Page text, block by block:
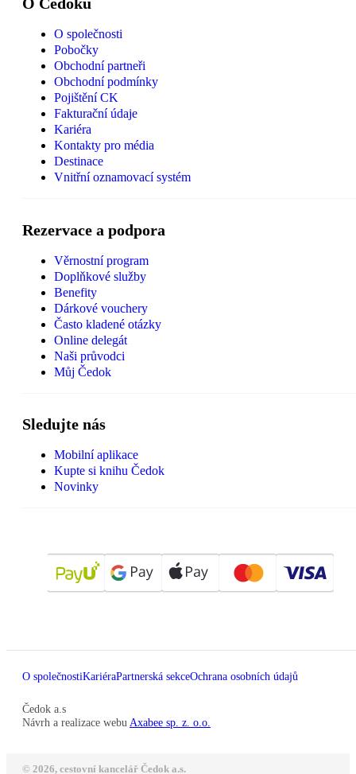
O společnosti
Pobočky
Obchodní partneři
Obchodní podmínky
Pojištění CK
Fakturační údaje
Kariéra
Kontakty pro média
Destinace
Vnitřní oznamovací systém
Rezervace a podpora
Věrnostní program
Doplňkové služby
Benefity
Dárkové vouchery
Často kladené otázky
Online delegát
Naši průvodci
Můj Čedok
Sledujte nás
Mobilní aplikace
Kupte si knihu Čedok
Novinky
O společnostiKariéraPartnerská sekceOchrana osobních údajů
Čedok a.s
Návrh a realizace webu Axabee sp. z. o.o.
© 2026, cestovní kancelář Čedok a.s.